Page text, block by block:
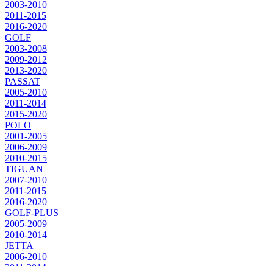
2003-2010
2011-2015
2016-2020
GOLF
2003-2008
2009-2012
2013-2020
PASSAT
2005-2010
2011-2014
2015-2020
POLO
2001-2005
2006-2009
2010-2015
TIGUAN
2007-2010
2011-2015
2016-2020
GOLF-PLUS
2005-2009
2010-2014
JETTA
2006-2010